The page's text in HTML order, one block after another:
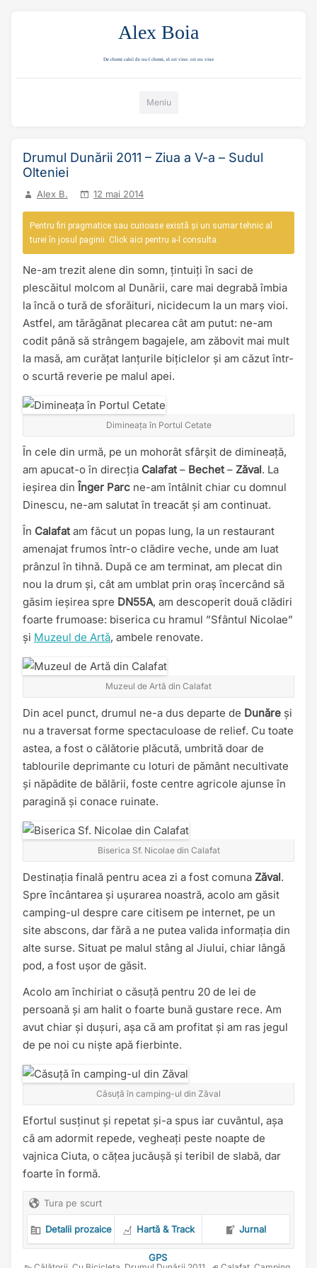
Alex Boia
De chemi calul de nu-l chemi, el ori vine. ori nu vine
Meniu
Drumul Dunării 2011 – Ziua a V-a – Sudul
Olteniei
Alex B. 12 mai 2014
Pentru firi pragmatice sau curioase există și un sumar tehnic al
turei în josul paginii. Click aici pentru a-l consulta.
Ne-am trezit alene din somn, țintuiți în saci de
plescăitul molcom al Dunării, care mai degrabă îmbia
la încă o tură de sforăituri, nicidecum la un marș vioi.
Astfel, am tărăgănat plecarea cât am putut: ne-am
codit până să strângem bagajele, am zăbovit mai mult
la masă, am curățat lanțurile bițiclelor și am căzut într-
o scurtă reverie pe malul apei.
Dimineața în Portul Cetate
În cele din urmă, pe un mohorât sfârșit de dimineață,
am apucat-o în direcția Calafat– Bechet– Zăval. La
ieșirea din Înger Parc ne-am întâlnit chiar cu domnul
Dinescu, ne-am salutat în treacăt și am continuat.
În Calafatam făcut un popas lung, la un restaurant
amenajat frumos într-o clădire veche, unde am luat
prânzul în tihnă. După ce am terminat, am plecat din
nou la drum și, cât am umblat prin oraș încercând să
găsim ieșirea spre DN55A, am descoperit două clădiri
foarte frumoase: biserica cu hramul ”Sfântul Nicolae”
și Muzeul de Artă, ambele renovate.
Muzeul de Artă din Calafat
Din acel punct, drumul ne-a dus departe de Dunăre și
nu a traversat forme spectaculoase de relief. Cu toate
astea, a fost o călătorie plăcută, umbrită doar de
tablourile deprimante cu loturi de pământ necultivate
și năpădite de bălării, foste centre agricole ajunse în
paragină și conace ruinate.
Biserica Sf. Nicolae din Calafat
Destinația finală pentru acea zi a fost comuna Zăval.
Spre încântarea și ușurarea noastră, acolo am găsit
camping-ul despre care citisem pe internet, pe un
site abscons, dar fără a ne putea valida informația din
alte surse. Situat pe malul stâng al Jiului, chiar lângă
pod, a fost ușor de găsit.
Acolo am închiriat o căsuță pentru 20 de lei de
persoană și am halit o foarte bună gustare rece. Am
avut chiar și dușuri, așa că am profitat și am ras jegul
de pe noi cu niște apă fierbinte.
Căsuță în camping-ul din Zăval
Efortul susținut și repetat și-a spus iar cuvântul, așa
că am adormit repede, vegheați peste noapte de
vajnica Ciuta, o cățea jucăușă și teribil de slabă, dar
foarte în formă.
Tura pe scurt
Detalii prozaice Hartă & Track
GPS
Jurnal